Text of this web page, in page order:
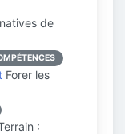
de
Forer les
: